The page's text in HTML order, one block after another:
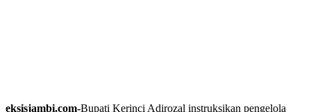
eksisjambi.com-Bupati Kerinci Adirozal instruksikan pengelola